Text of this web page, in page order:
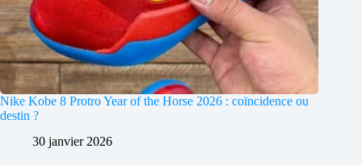
Nike Kobe 8 Protro Year of the Horse 2026 : coïncidence ou
destin ?
30 janvier 2026